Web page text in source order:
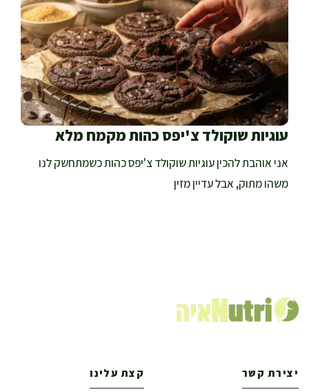
עוגיות שוקולד צ'יפס כהות מקמח מלא
אני אוהבת להכין עוגיות שוקולד צ'יפס כהות כשמתחשק לנו
משהו מתוק, אבל עדיין מזין
יצירת קשר קצת עלינו